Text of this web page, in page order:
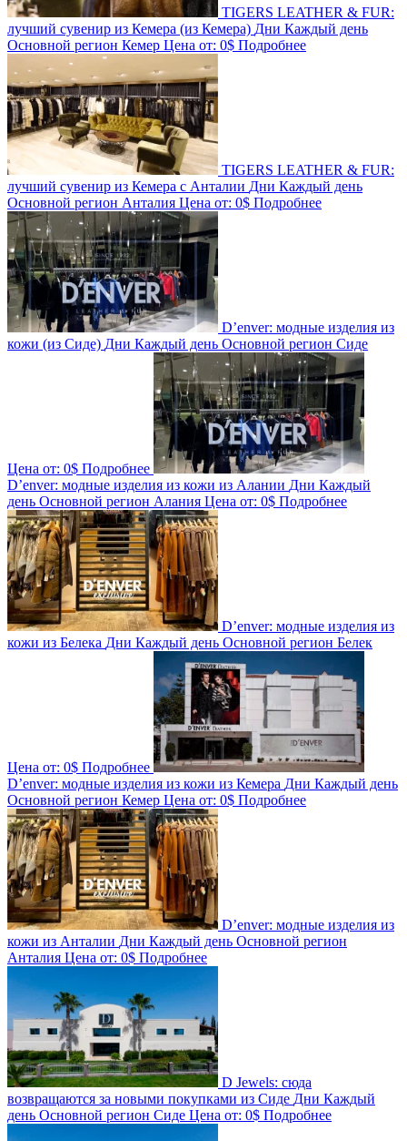
TIGERS LEATHER & FUR:
лучший сувенир из Кемера (из Кемера) Дни Каждый день
Основной регион Кемер Цена от: 0$ Подробнее
TIGERS LEATHER & FUR:
лучший сувенир из Кемера c Анталии Дни Каждый день
Основной регион Анталия Цена от: 0$ Подробнее
D’enver: модные изделия из
кожи (из Сиде) Дни Каждый день Основной регион Сиде
Цена от: 0$ Подробнее
D’enver: модные изделия из кожи из Алании Дни Каждый
день Основной регион Алания Цена от: 0$ Подробнее
D’enver: модные изделия из
кожи из Белека Дни Каждый день Основной регион Белек
Цена от: 0$ Подробнее
D’enver: модные изделия из кожи из Кемера Дни Каждый день
Основной регион Кемер Цена от: 0$ Подробнее
D’enver: модные изделия из
кожи из Анталии Дни Каждый день Основной регион
Анталия Цена от: 0$ Подробнее
D Jewels: сюда
возвращаются за новыми покупками из Сиде Дни Каждый
день Основной регион Сиде Цена от: 0$ Подробнее